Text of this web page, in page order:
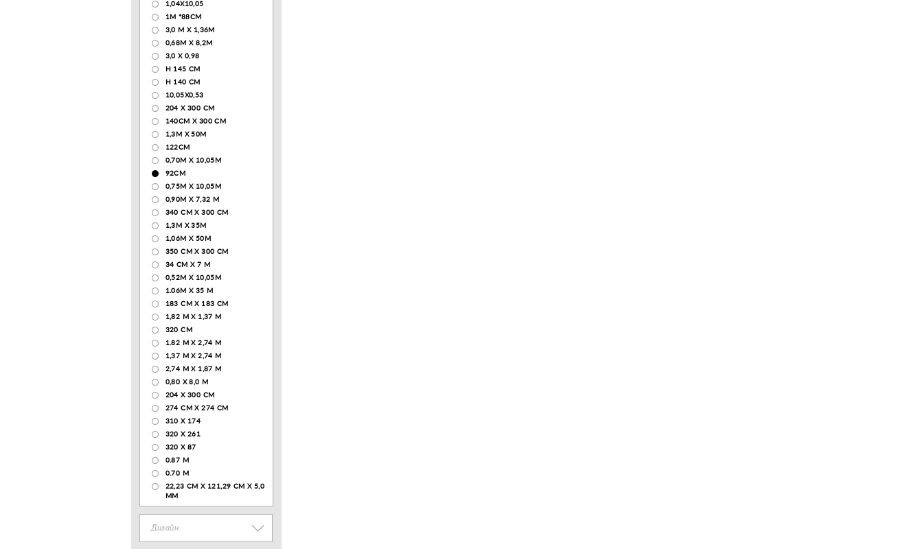
1,04X10,05
1М *88СМ
3,0 М Х 1,36М
0,68М Х 8,2М
3,0 Х 0,98
H 145 CM
H 140 CM
10,05Х0,53
204 Х 300 СМ
140CM X 300 CM
1,3М Х 50М
122СМ
0,70М Х 10,05М
92CM
0,75М Х 10,05М
0,90М Х 7,32 М
340 CM X 300 CM
1,3M X 35M
1,06M X 50M
350 CM X 300 CM
34 CM X 7 M
0,52М Х 10,05М
1.06M X 35 M
183 СМ Х 183 СМ
1,82 М Х 1,37 М
320 CM
1.82 М Х 2,74 М
1,37 М Х 2,74 М
2,74 М Х 1,87 М
0,80 Х 8,0 М
204 Х 300 СМ
274 СМ Х 274 СМ
310 X 174
320 X 261
320 X 87
0.87 M
0.70 M
22,23 CM X 121,29 CM X 5,0
MM
Дизайн